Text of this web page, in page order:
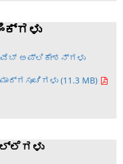
ವೆಬ್ ಅಪ್ಲಿಕೇಶನ್‌ಗಳು
(11.3 MB)